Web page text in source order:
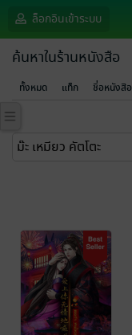
ล็อกอินเข้าระบบ
ค้นหาในร้านหนังสือ
ทั้งหมด แท็ก ชื่อหนังสือ